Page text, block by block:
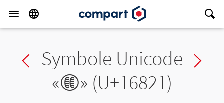
Previous char
Symbole Unicode
«𖠡» (U+16821)